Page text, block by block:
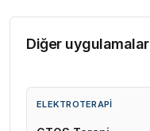
Diğer uygulamalar
ELEKTROTERAPI